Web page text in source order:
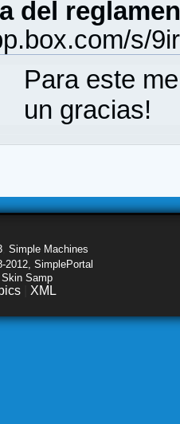
del
s/
Para este
un gracias!
Simple Machines
2012, SimplePortal
Samp
XML